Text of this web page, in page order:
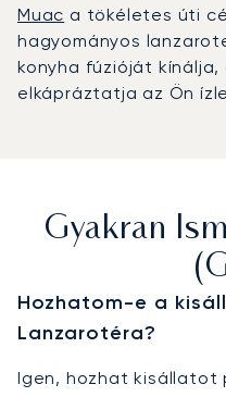
Muac a tökéletes úti
hagyományos
konyha fúzióját
elkápráztatja az Ön
Gyakran
Hozhatom-e a
Lanzarotéra?
Igen, hozhat kisállatot